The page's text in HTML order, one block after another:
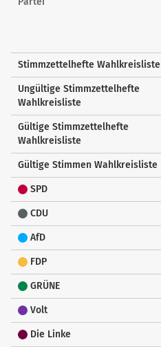
Stimmzettelhefte Wahlkreisliste
Ungültige Stimmzettelhefte
Wahlkreisliste
Gültige Stimmzettelhefte
Wahlkreisliste
Gültige Stimmen Wahlkreisliste
SPD
CDU
AfD
FDP
GRÜNE
Volt
Die Linke